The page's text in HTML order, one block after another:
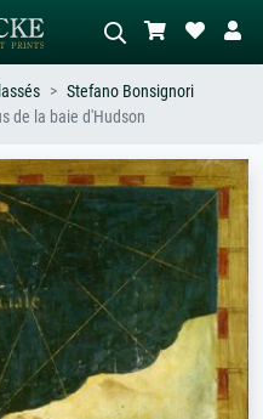
Décrivez la scène – ex. prairie verte,
abstrait avec beaucoup de rouge,
tableau sombre, nu debout près d'un
arbre.
Stefano Bonsignori
de la baie d'Hudson